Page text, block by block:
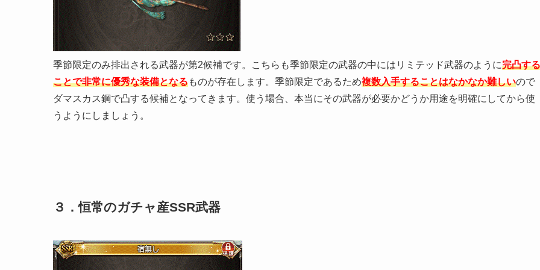
季節限定のみ排出される武器が第2候補です。こちらも季節限定の武器の中にはリミテッド武器のように完凸する
ことで非常に優秀な装備となるものが存在します。季節限定であるため複数入手することはなかなか難しいので
ダマスカス鋼で凸する候補となってきます。使う場合、本当にその武器が必要かどうか用途を明確にしてから使
うようにしましょう。
３．恒常のガチャ産SSR武器